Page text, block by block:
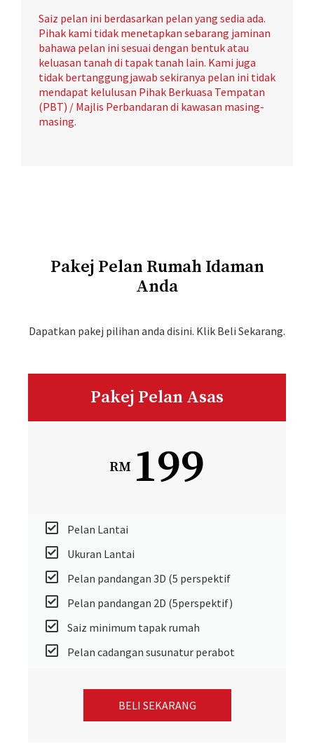
Saiz pelan ini berdasarkan pelan yang sedia ada.
Pihak kami tidak menetapkan sebarang jaminan
bahawa pelan ini sesuai dengan bentuk atau
keluasan tanah di tapak tanah lain. Kami juga
tidak bertanggungjawab sekiranya pelan ini tidak
mendapat kelulusan Pihak Berkuasa Tempatan
(PBT) / Majlis Perbandaran di kawasan masing-
masing.
Pakej Pelan Rumah Idaman
Anda
Dapatkan pakej pilihan anda disini. Klik Beli Sekarang.
Pakej Pelan Asas
RM 199
Pelan Lantai
Ukuran Lantai
Pelan pandangan 3D (5 perspektif
Pelan pandangan 2D (5perspektif)
Saiz minimum tapak rumah
Pelan cadangan susunatur perabot
BELI SEKARANG